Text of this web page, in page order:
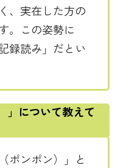
、実在した方の
。この姿勢に
録読み」だとい
」について教えて
ポンポン）」と